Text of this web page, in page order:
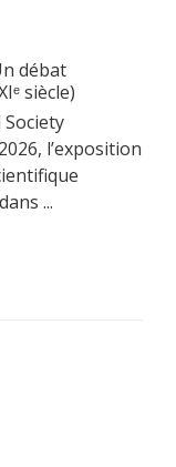
débat
siècle)
Society
l’exposition
...